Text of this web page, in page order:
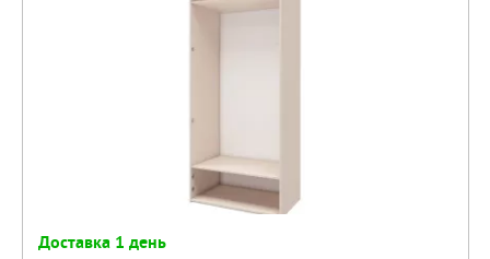
Доставка 1 день